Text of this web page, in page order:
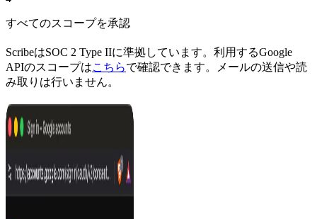
すべてのスコープを承認
ScribeはSOC 2 Type IIに準拠しています。利用するGoogle
APIのスコープはこちらで確認できます。メールの送信や読
み取りは行いません。